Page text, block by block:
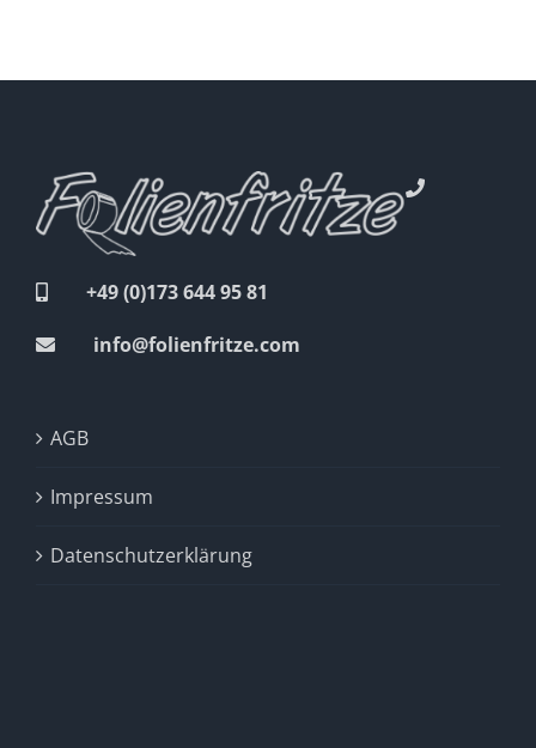
+49 (0)173 644 95 81
info@folienfritze.com
AGB
Impressum
Datenschutzerklärung